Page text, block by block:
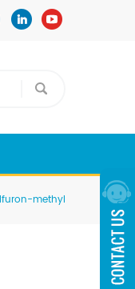
methyl